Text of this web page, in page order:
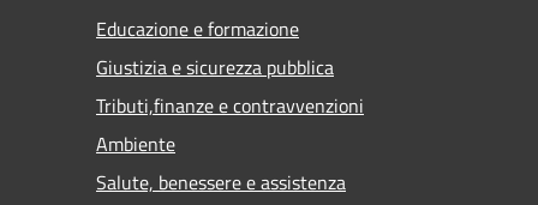
Educazione e formazione
Giustizia e sicurezza pubblica
Tributi,finanze e contravvenzioni
Ambiente
Salute, benessere e assistenza